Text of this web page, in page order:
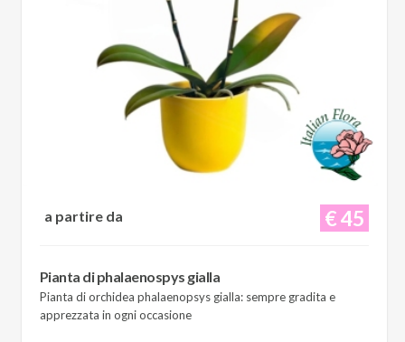
€ 45
a partire da
Pianta di phalaenospys gialla
Pianta di orchidea phalaenopsys gialla: sempre gradita e
apprezzata in ogni occasione